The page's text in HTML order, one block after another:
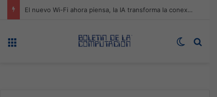
ASUS redefine la productividad y el gaming con la experiencia Duo
Switch